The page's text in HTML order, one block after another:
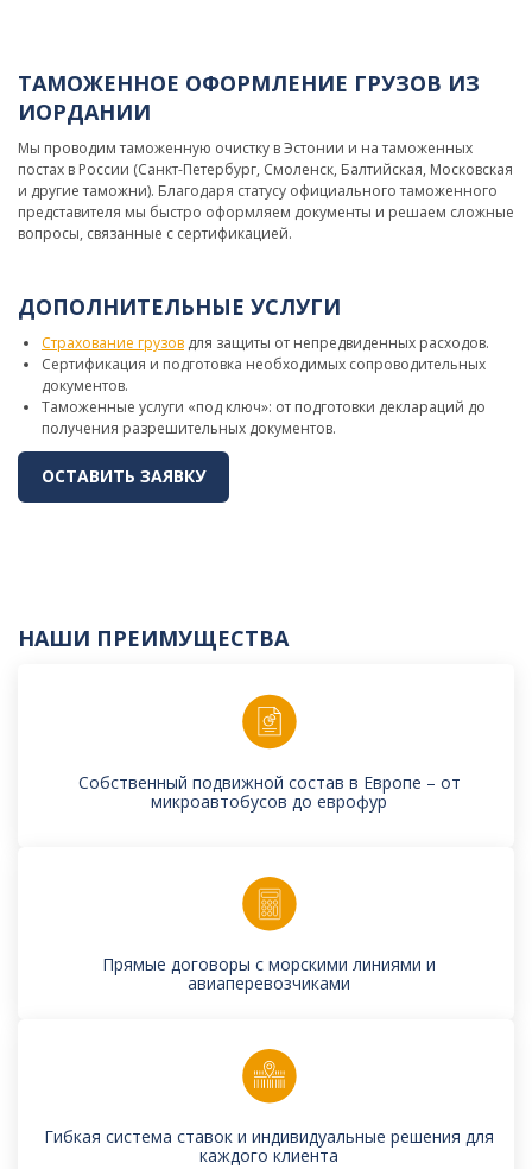
ТАМОЖЕННОЕ ОФОРМЛЕНИЕ ГРУЗОВ ИЗ
ИОРДАНИИ
Мы проводим таможенную очистку в Эстонии и на таможенных
постах в России (Санкт-Петербург, Смоленск, Балтийская, Московская
и другие таможни). Благодаря статусу официального таможенного
представителя мы быстро оформляем документы и решаем сложные
вопросы, связанные с сертификацией.
ДОПОЛНИТЕЛЬНЫЕ УСЛУГИ
Страхование грузов для защиты от непредвиденных расходов.
Сертификация и подготовка необходимых сопроводительных
документов.
Таможенные услуги «под ключ»: от подготовки деклараций до
получения разрешительных документов.
ОСТАВИТЬ ЗАЯВКУ
НАШИ ПРЕИМУЩЕСТВА
Собственный подвижной состав в Европе – от
микроавтобусов до еврофур
Прямые договоры с морскими линиями и
авиаперевозчиками
Гибкая система ставок и индивидуальные решения для
каждого клиента